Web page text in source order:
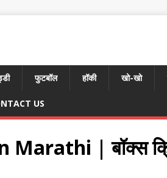
फुटबॉल हॉकी खो-खो
US
Marathi | बॉक्स